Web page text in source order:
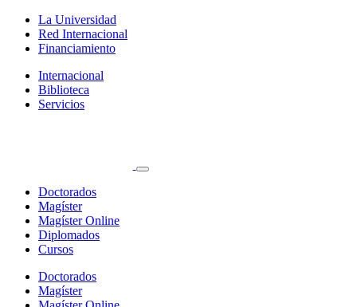
La Universidad
Red Internacional
Financiamiento
Internacional
Biblioteca
Servicios
Doctorados
Magíster
Magíster Online
Diplomados
Cursos
Doctorados
Magíster